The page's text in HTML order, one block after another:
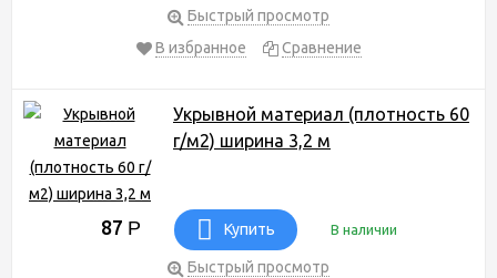
Быстрый просмотр
В избранное
Сравнение
Укрывной материал (плотность 60
г/м2) ширина 3,2 м
87 Р Купить В наличии
Быстрый просмотр